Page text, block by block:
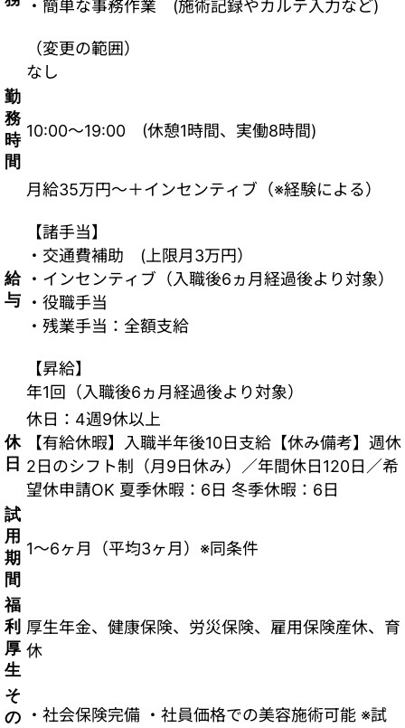
・簡単な事務作業 (施術記録やカルテ入力など)
（変更の範囲）
なし
勤
務
時
間
10:00～19:00 (休憩1時間、実働8時間)
給
与
月給35万円～＋インセンティブ（※経験による）
【諸手当】
・交通費補助 (上限月3万円）
・インセンティブ（入職後6ヵ月経過後より対象）
・役職手当
・残業手当：全額支給
【昇給】
年1回（入職後6ヵ月経過後より対象）
休
日
休日：4週9休以上
【有給休暇】入職半年後10日支給【休み備考】週休
2日のシフト制（月9日休み）／年間休日120日／希
望休申請OK 夏季休暇：6日 冬季休暇：6日
試
用
期
間
1～6ヶ月（平均3ヶ月）※同条件
福
利
厚
生
厚生年金、健康保険、労災保険、雇用保険産休、育
休
そ
の
・社会保険完備 ・社員価格での美容施術可能 ※試